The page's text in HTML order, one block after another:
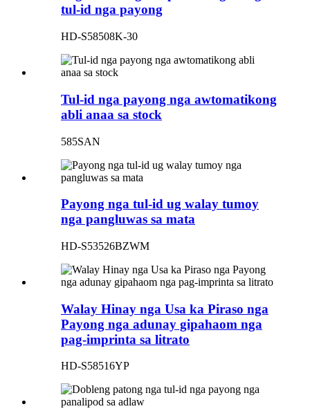
tul-id nga payong
HD-S58508K-30
Tul-id nga payong nga awtomatikong
abli anaa sa stock
585SAN
Payong nga tul-id ug walay tumoy
nga pangluwas sa mata
HD-S53526BZWM
Walay Hinay nga Usa ka Piraso nga
Payong nga adunay gipahaom nga
pag-imprinta sa litrato
HD-S58516YP